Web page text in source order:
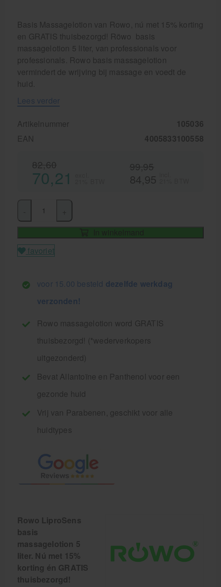
Basis Massagelotion van Rowo, nú met 15% korting
en GRATIS thuisbezorgd! Röwo basis
massagelotion 5 liter, van professionals voor
professionals. Rowo basis massagelotion
vermindert de wrijving bij massage en voedt de
huid.
Lees verder
Artikelnummer
105036
EAN
4005833100558
82,60
70,21 99,95
84,95
In winkelmand
favoriet
voor 15.00 besteld dezelfde werkdag
verzonden!
Rowo massagelotion word GRATIS
thuisbezorgd! (*wederverkopers
uitgezonderd)
Bevat Allantoïne en Panthenol voor een
gezonde huid
Vrij van Parabenen, geschikt voor alle
huidtypes
Rowo LiproSens
basis
massagelotion 5
liter. Nú met 15%
korting én GRATIS
thuisbezorgd!